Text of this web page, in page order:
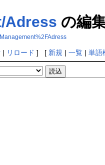
Adress の編
| リロード ] [ 新規 | 一覧| 単語